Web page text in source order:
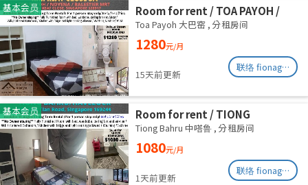
基本会员
Room for rent / TOA PAYOH /
NOVENA / Common room / 1pax
stay / Available immediate
Toa Payoh 大巴窑 , 分租房间
1280元/月
15天前更新
联络 fionag@transinex.com.sg
基本会员
Room for rent / TIONG
BAHRU/HAVELOCK / Common
room / 1pax stay / Available 13
August
Tiong Bahru 中嗒鲁 , 分租房间
1080元/月
1天前更新
联络 fionag@transinex.com.sg